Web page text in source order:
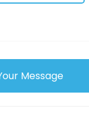
Message